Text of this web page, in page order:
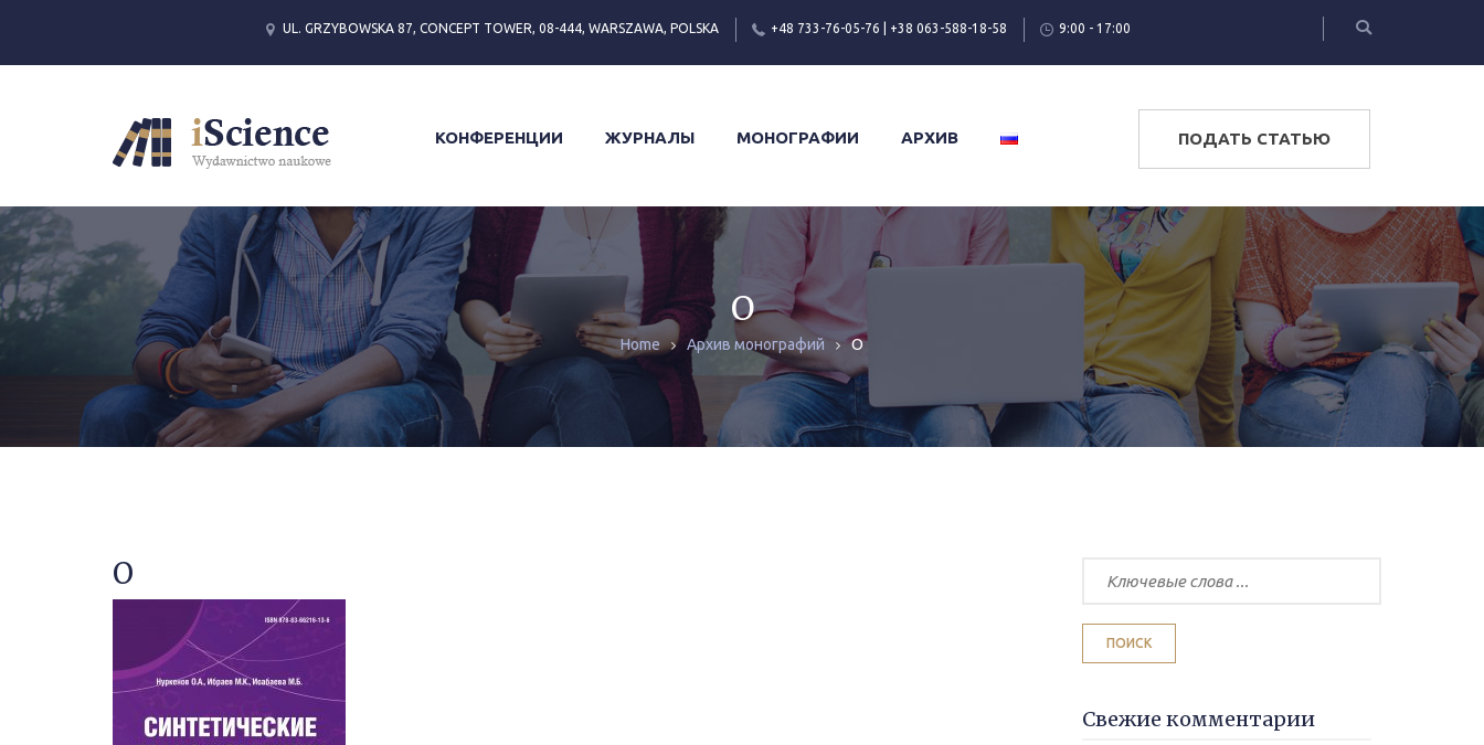
UL. GRZYBOWSKA 87, CONCEPT TOWER, 08-444, WARSZAWA, POLSKA +48 733-76-05-76 | +38 063-588-18-58 9:00 - 17:00
КОНФЕРЕНЦИИ ЖУРНАЛЫ МОНОГРАФИИ АРХИВ ПОДАТЬ СТАТЬЮ
О
Home Архив монографий О
О
Свежие комментарии